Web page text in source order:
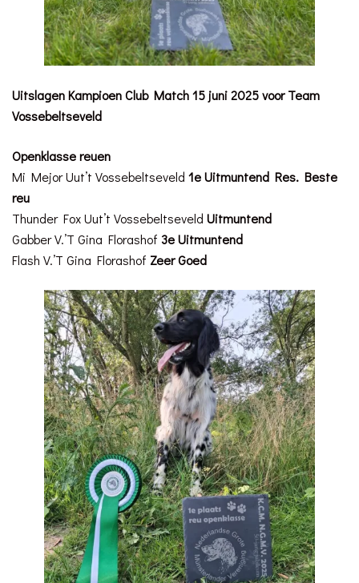
UitslagenKampioen Club Match 15 juni 2025voor Team
Vossebeltseveld
Openklasse reuen
Mi Mejor Uut’t Vossebeltseveld 1e Uitmuntend Res. Beste
reu
Thunder Fox Uut’t Vossebeltseveld Uitmuntend
Gabber V.’T Gina Florashof 3e Uitmuntend
Flash V.’T Gina Florashof Zeer Goed